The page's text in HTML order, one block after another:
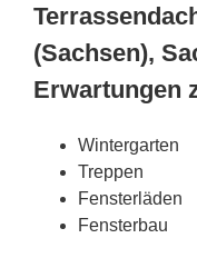
(Sachsen),
Erwartungen
Wintergarten
Treppen
Fensterläden
Fensterbau